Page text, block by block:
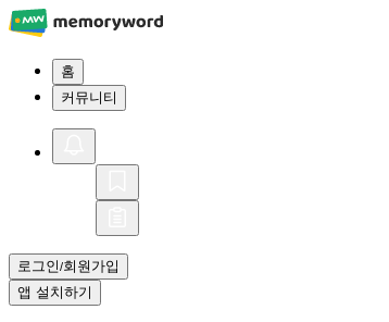
홈
커뮤니티
로그인/회원가입
앱 설치하기